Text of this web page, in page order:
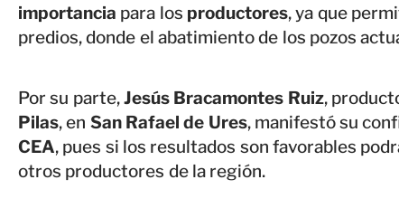
importancia para los productores, ya que
predios, donde el abatimiento de los pozos
Por su parte,Jesús Bracamontes Ruiz,
Pilas, en San Rafael de Ures, manifestó su
CEA, pues si los resultados son favorables
otros productores de la región.